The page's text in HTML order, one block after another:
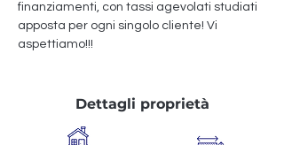
finanziamenti, con tassi agevolati studiati
apposta per ogni singolo cliente! Vi
aspettiamo!!!
Dettagli proprietà